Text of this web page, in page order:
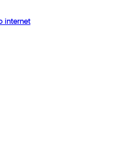
internet